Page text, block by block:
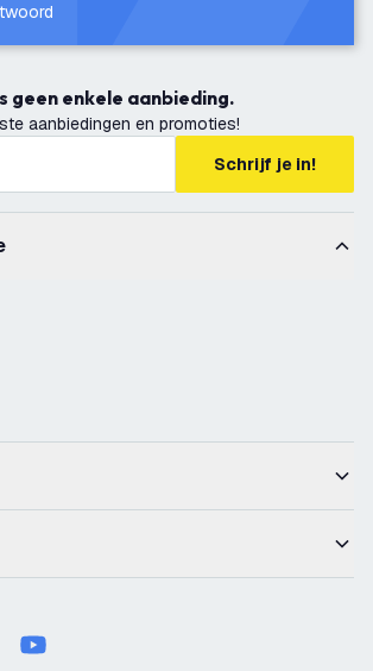
geen enkele aanbieding.
aanbiedingen en promoties!
Schrijf je in!
youtube